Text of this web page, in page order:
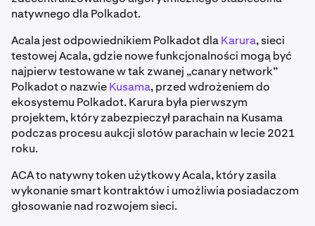
natywnego dla Polkadot.
Acala jest odpowiednikiem Polkadot dlaKarura, sieci
testowej Acala, gdzie nowe funkcjonalności mogą być
najpierw testowane w tak zwanej „canary network”
Polkadot o nazwieKusama, przed wdrożeniem do
ekosystemu Polkadot. Karura była pierwszym
projektem, który zabezpieczył parachain na Kusama
podczas procesu aukcji slotów parachain w lecie 2021
roku.
ACA to natywny token użytkowy Acala, który zasila
wykonanie smart kontraktów i umożliwia posiadaczom
głosowanie nad rozwojem sieci.